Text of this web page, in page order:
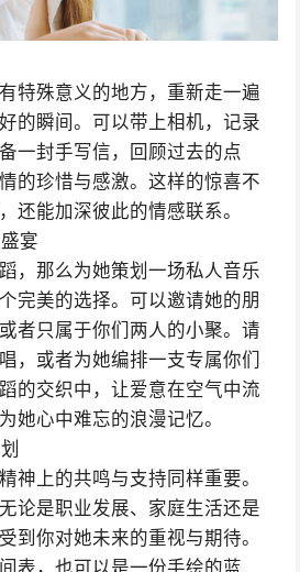
特殊意义的地方，重新走一遍
的瞬间。可以带上相机，记录
一封手写信，回顾过去的点
的珍惜与感激。这样的惊喜不
还能加深彼此的情感联系。
宴
，那么为她策划一场私人音乐
完美的选择。可以邀请她的朋
者只属于你们两人的小聚。请
，或者为她编排一支专属你们
的交织中，让爱意在空气中流
她心中难忘的浪漫记忆。
神上的共鸣与支持同样重要。
论是职业发展、家庭生活还是
到你对她未来的重视与期待。
表，也可以是一份手绘的蓝